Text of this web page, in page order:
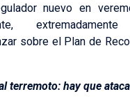
nuevo en
extremadamente
sobre el Plan de
terremoto: hay que